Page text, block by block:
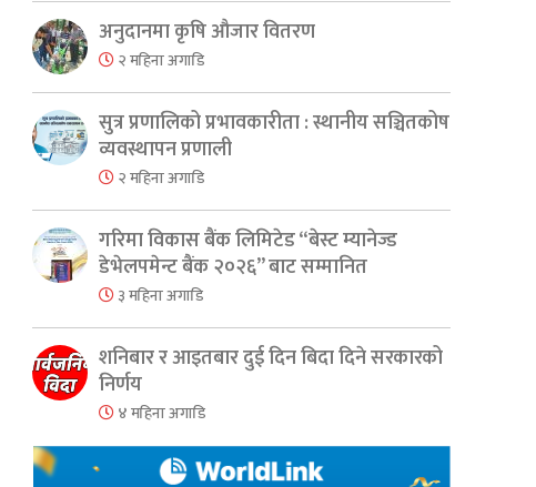
अनुदानमा कृषि औजार वितरण
२ महिना अगाडि
सुत्र प्रणालिको प्रभावकारीता : स्थानीय सञ्चितकोष
व्यवस्थापन प्रणाली
२ महिना अगाडि
गरिमा विकास बैंक लिमिटेड “बेस्ट म्यानेज्ड
डेभेलपमेन्ट बैंक २०२६” बाट सम्मानित
३ महिना अगाडि
शनिबार र आइतबार दुई दिन बिदा दिने सरकारको
निर्णय
४ महिना अगाडि